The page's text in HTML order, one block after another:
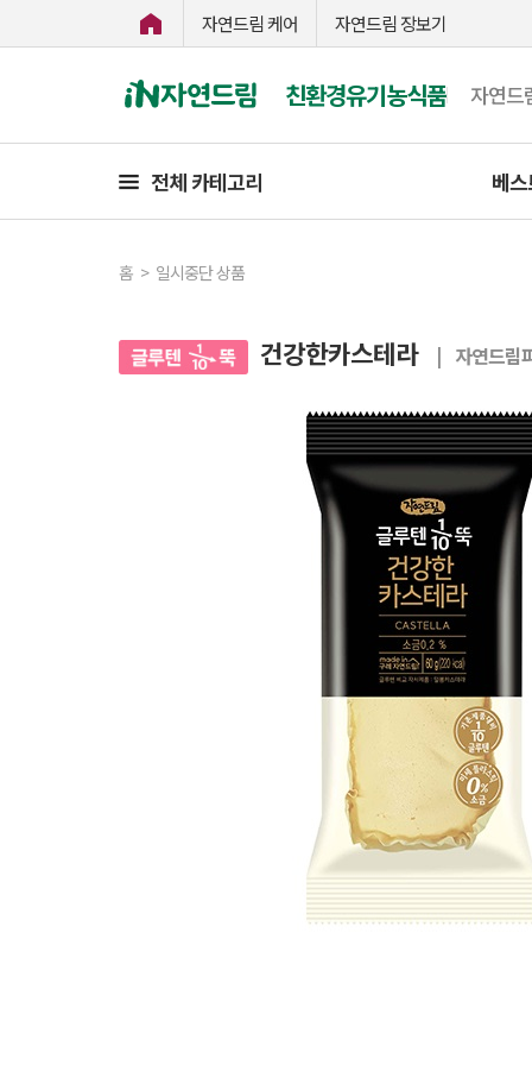
자연드림 케어 자연드림 장보기
친환경유기농식품 자연드
전체 카테고리 베
홈 > 일시중단 상품
건강한카스테라 | 자연드림